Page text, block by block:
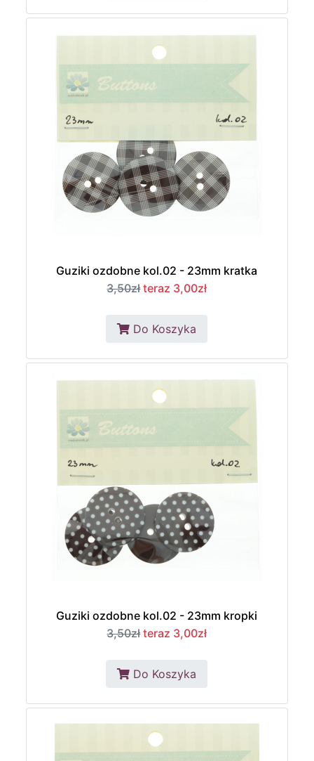
Guziki ozdobne kol.02 - 23mm kratka
3,50zł teraz 3,00zł
Do Koszyka
Guziki ozdobne kol.02 - 23mm kropki
3,50zł teraz 3,00zł
Do Koszyka